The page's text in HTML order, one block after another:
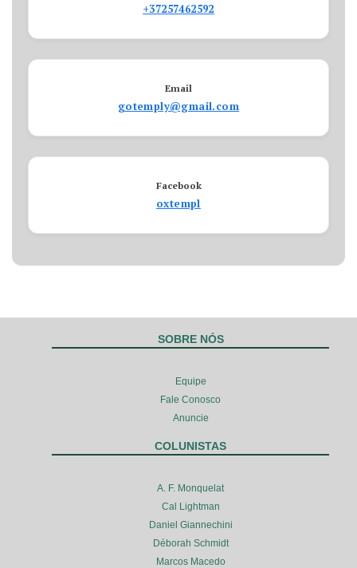
+37257462592
Email
gotemply@gmail.com
Facebook
oxtempl
SOBRE NÓS
Equipe
Fale Conosco
Anuncie
COLUNISTAS
A. F. Monquelat
Cal Lightman
Daniel Giannechini
Déborah Schmidt
Marcos Macedo